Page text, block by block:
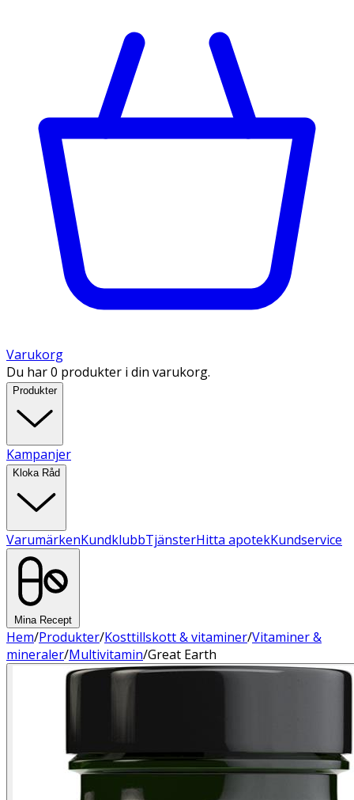
Varukorg
Du har 0 produkter i din varukorg.
Produkter
Kampanjer
Kloka Råd
VarumärkenKundklubbTjänsterHitta apotekKundservice
Mina Recept
Hem/Produkter/Kosttillskott & vitaminer/Vitaminer &
mineraler/Multivitamin/Great Earth